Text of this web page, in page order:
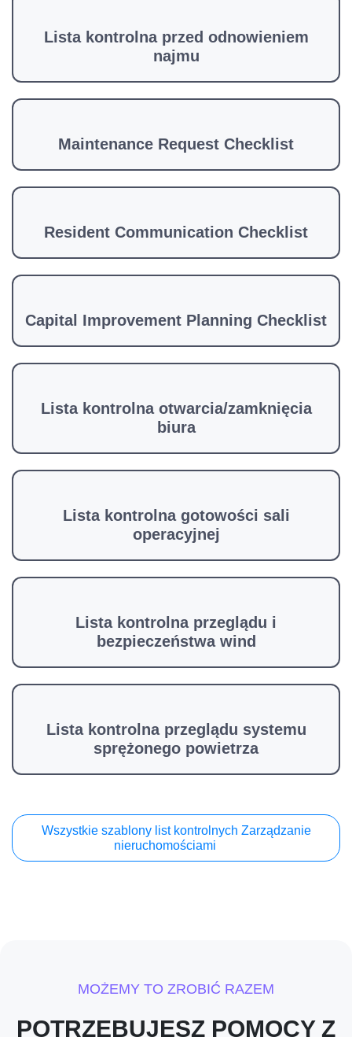
Lista kontrolna przed odnowieniem
najmu
Maintenance Request Checklist
Resident Communication Checklist
Capital Improvement Planning Checklist
Lista kontrolna otwarcia/zamknięcia
biura
Lista kontrolna gotowości sali
operacyjnej
Lista kontrolna przeglądu i
bezpieczeństwa wind
Lista kontrolna przeglądu systemu
sprężonego powietrza
Wszystkie szablony list kontrolnych Zarządzanie
nieruchomościami
MOŻEMY TO ZROBIĆ RAZEM
POTRZEBUJESZ POMOCY Z